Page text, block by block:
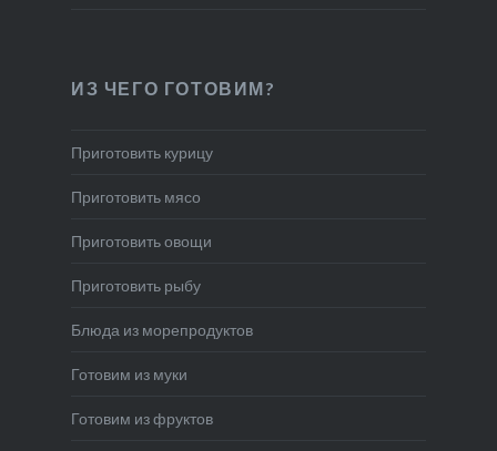
ИЗ ЧЕГО ГОТОВИМ?
Приготовить курицу
Приготовить мясо
Приготовить овощи
Приготовить рыбу
Блюда из морепродуктов
Готовим из муки
Готовим из фруктов